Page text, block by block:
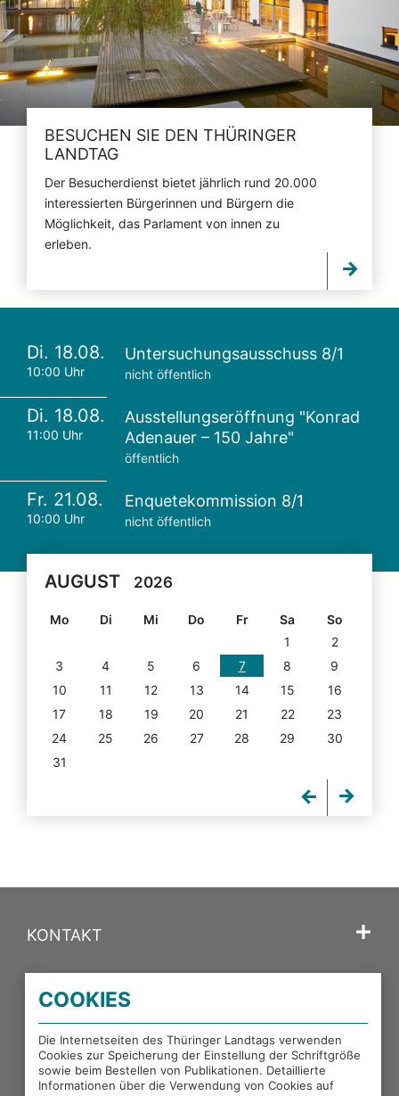
BESUCHEN SIE DEN THÜRINGER
LANDTAG
Der Besucherdienst bietet jährlich rund 20.000
interessierten Bürgerinnen und Bürgern die
Möglichkeit, das Parlament von innen zu
erleben.
Di. 18.08.
10:00 Uhr
Untersuchungsausschuss 8/1
nicht öffentlich
Di. 18.08.
11:00 Uhr
Ausstellungseröffnung "Konrad
Adenauer – 150 Jahre"
öffentlich
Fr. 21.08.
10:00 Uhr
Enquetekommission 8/1
nicht öffentlich
AUGUST 2026
Mo Di Mi Do Fr Sa
So
1
2
3
4 5 6 7 8
9
10
11 12 13 14 15
16
17
18 19 20 21 22
23
24
25 26 27 28 29
30
31
KONTAKT
PORTALE DES THÜRINGER LANDTAGS
EXTERNE LINKS
COOKIES
Die Internetseiten des Thüringer Landtags verwenden
Cookies zur Speicherung der Einstellung der Schriftgröße
sowie beim Bestellen von Publikationen. Detaillierte
Informationen über die Verwendung von Cookies auf